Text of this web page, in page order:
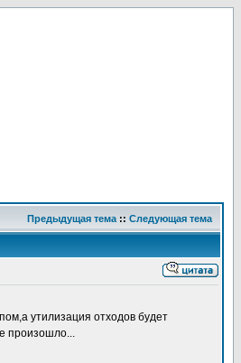
Предыдущая тема :: Следующая тема
утилизация отходов будет
произошло...